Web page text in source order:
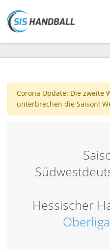
Corona Update: Die zweite
unterbrechen die Saison!
Hessischer